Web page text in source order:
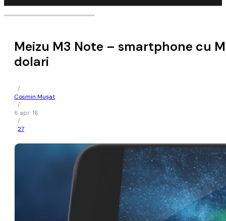
Meizu M3 Note – smartphone cu
dolari
/
Cosmin Mușat
/
6 apr. 16
/
27